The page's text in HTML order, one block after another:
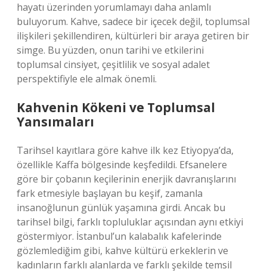
hayatı üzerinden yorumlamayı daha anlamlı
buluyorum. Kahve, sadece bir içecek değil, toplumsal
ilişkileri şekillendiren, kültürleri bir araya getiren bir
simge. Bu yüzden, onun tarihi ve etkilerini
toplumsal cinsiyet, çeşitlilik ve sosyal adalet
perspektifiyle ele almak önemli.
Kahvenin Kökeni ve Toplumsal
Yansımaları
Tarihsel kayıtlara göre kahve ilk kez Etiyopya’da,
özellikle Kaffa bölgesinde keşfedildi. Efsanelere
göre bir çobanın keçilerinin enerjik davranışlarını
fark etmesiyle başlayan bu keşif, zamanla
insanoğlunun günlük yaşamına girdi. Ancak bu
tarihsel bilgi, farklı topluluklar açısından aynı etkiyi
göstermiyor. İstanbul’un kalabalık kafelerinde
gözlemlediğim gibi, kahve kültürü erkeklerin ve
kadınların farklı alanlarda ve farklı şekilde temsil